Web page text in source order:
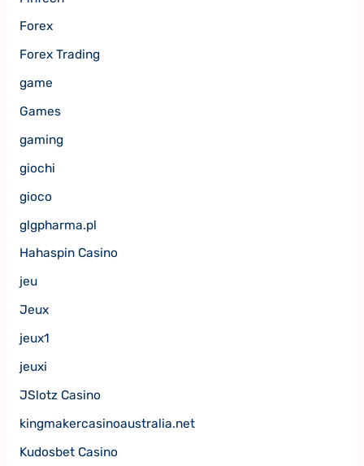
Forex
Forex Trading
game
Games
gaming
giochi
gioco
glgpharma.pl
Hahaspin Casino
jeu
Jeux
jeux1
jeuxi
JSlotz Casino
kingmakercasinoaustralia.net
Kudosbet Casino